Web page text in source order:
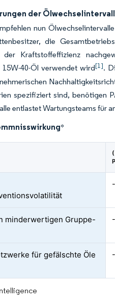
der
nun
die
der Kraftstoffeffizienz
40-Öl verwendet wird[1].
spezifiziert sind, benötigen
entlastet Wartungsteams für
*
minderwertigen Gruppe-
für gefälschte Öle